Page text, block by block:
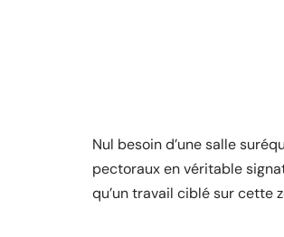
Nul besoin d’une salle
pectoraux en véritable
qu’un travail ciblé sur cette